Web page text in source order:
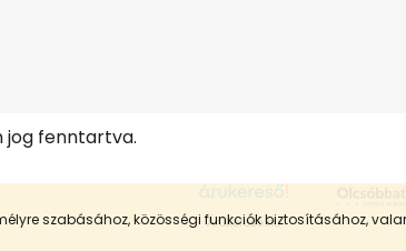
szabásához, közösségi funkciók biztosításához,
jog fenntartva.
Árukereső.hu